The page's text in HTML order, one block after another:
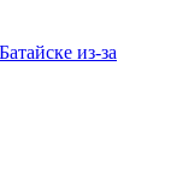
из-за